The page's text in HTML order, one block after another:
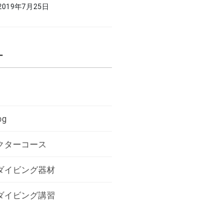
年7月25日
ターコース
イビング器材
イビング講習